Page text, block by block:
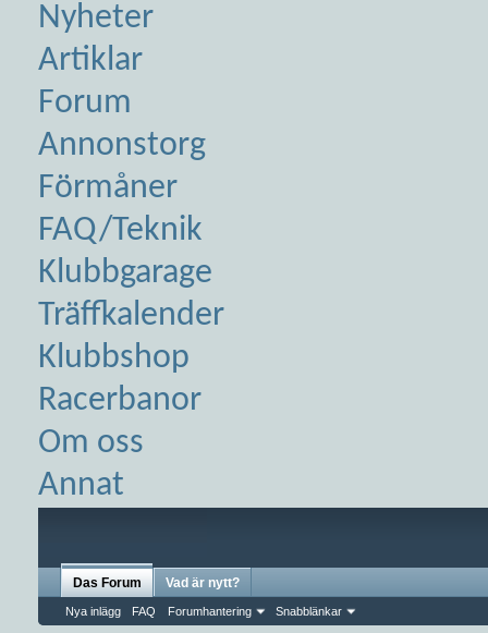
Nyheter
Artiklar
Forum
Annonstorg
Förmåner
FAQ/Teknik
Klubbgarage
Träffkalender
Klubbshop
Racerbanor
Om oss
Annat
Das Forum
Nya inlägg FAQ Forumhantering Snabblänkar
Vad är nytt?